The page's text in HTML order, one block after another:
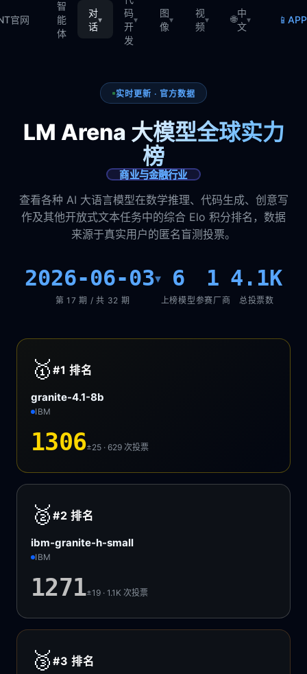
官网
智
能
体
对
话
▾
码
开
发
▾
图
像
▾
视
频
▾ 🌐
中
文
▾ 📱
实时更新 · 官方数据
LM Arena 大模型全球实力
榜
商业与金融行业
查看各种 AI 大语言模型在数学推理、代码生成、创意写
作及其他开放式文本任务中的综合 Elo 积分排名，数据
来源于真实用户的匿名盲测投票。
2026-06-03▾
第 17 期 / 共 32 期
6
上榜模型
1
参赛厂商
4.1K
总投票数
🥇 #1排名
granite-4.1-8b
IBM
1306±25 · 629次投票
🥈 #2排名
ibm-granite-h-small
IBM
1271±19 · 1.1K次投票
🥉 #3排名